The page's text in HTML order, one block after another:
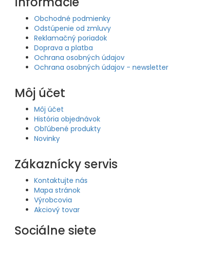
Obchodné podmienky
Odstúpenie od zmluvy
Reklamačný poriadok
Doprava a platba
Ochrana osobných údajov
Ochrana osobných údajov - newsletter
Môj účet
Môj účet
História objednávok
Obľúbené produkty
Novinky
Zákaznícky servis
Kontaktujte nás
Mapa stránok
Výrobcovia
Akciový tovar
Sociálne siete